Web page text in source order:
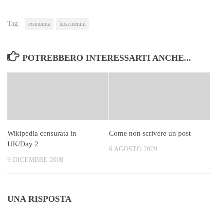
Tag: economia luca menini
POTREBBERO INTERESSARTI ANCHE...
Wikipedia censurata in
UK/Day 2
9 DICEMBRE 2008
Come non scrivere un post
6 AGOSTO 2009
UNA RISPOSTA